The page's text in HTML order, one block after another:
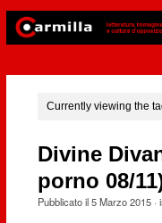
Currently viewing the
Divine
porno 08/
Pubblicato il5 Marzo 2015·